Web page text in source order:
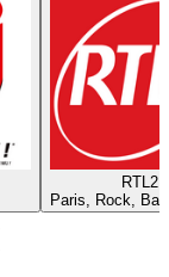
RTL2
Paris, Rock,